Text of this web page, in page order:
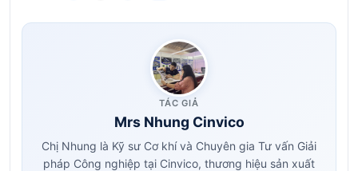
TÁC GIẢ
Mrs Nhung Cinvico
Chị Nhung là Kỹ sư Cơ khí và Chuyên gia Tư vấn Giải
pháp Công nghiệp tại Cinvico, thương hiệu sản xuất